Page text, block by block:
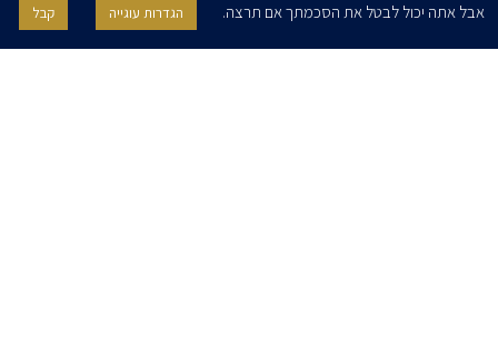
אני מאשר/ת בזאת להרצוג, פוקס, נאמן ושות' לשלוח לי ניוזלטרים,
הודעות והזמנות לאירועים וכנסים. אני רשאי/ת לחזור בי מהסכמתי לעיל בכל
אבל אתה יכול לבטל את הסכמתך אם תרצה.
הגדרות עוגייה קבל